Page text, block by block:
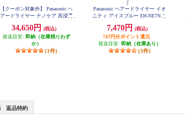
【クーポン対象外】 Panasonic ヘ
アードライヤー ナノケア 高浸透
H
34,650円
(税込)
発送目安: 即納（在庫残りわず
か）
(1件)
Panasonic ヘアードライヤー イオ
ニティ アイスブルー EH-NE7N-A
7,470円
(税込)
747円分ポイント還元
発送目安: 即納（在庫あり）
(3件)
返品特約